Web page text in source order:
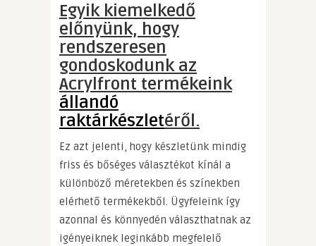
Egyik kiemelkedő
előnyünk, hogy
rendszeresen
gondoskodunk az
Acrylfront termékeink
állandó
raktárkészletéről.
Ez azt jelenti, hogy készletünk mindig
friss és bőséges választékot kínál a
különböző méretekben és színekben
elérhető termékekből. Ügyfeleink így
azonnal és könnyedén választhatnak az
igényeiknek leginkább megfelelő